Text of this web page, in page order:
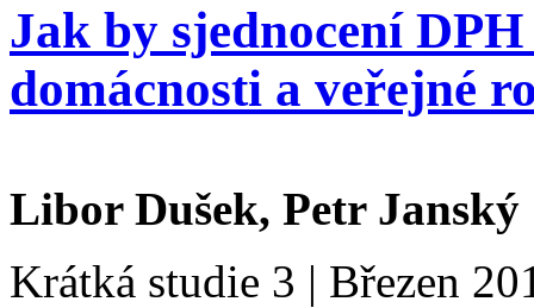
Jak by sjednocení
domácnosti a veřejné
Libor Dušek, Petr Janský
Krátká studie 3 | Březen